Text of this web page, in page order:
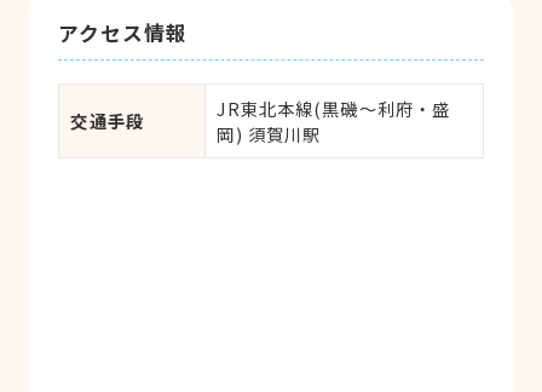
アクセス情報
交通手段
JR東北本線(黒磯～利府・盛
岡) 須賀川駅